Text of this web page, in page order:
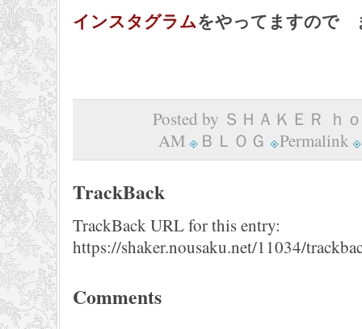
インスタグラムをやってますので
Posted by ＳＨＡＫＥＲ ｈ
AM
ＢＬＯＧ Permalink
TrackBack
TrackBack URL for this entry:
https://shaker.nousaku.net/11034/
Comments